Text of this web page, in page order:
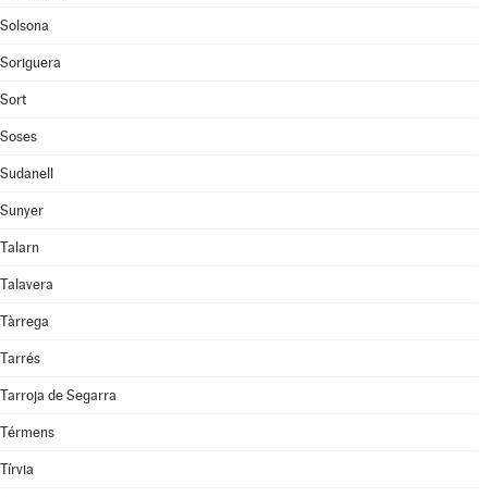
Solsona
Soriguera
Sort
Soses
Sudanell
Sunyer
Talarn
Talavera
Tàrrega
Tarrés
Tarroja de Segarra
Térmens
Tírvia